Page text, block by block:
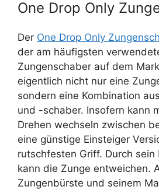
One Drop Only
Der One Drop Only
der am häufigsten
Zungenschaber auf dem
eigentlich nicht nur eine
sondern eine Kombination
und -schaber. Insofern kann
Drehen wechseln zwischen
eine günstige Einsteiger
rutschfesten Griff. Durch
kann die Zunge entweichen.
Zungenbürste und seinem